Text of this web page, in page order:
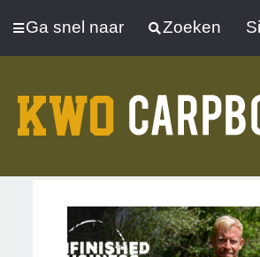
Ga snel naar Zoeken